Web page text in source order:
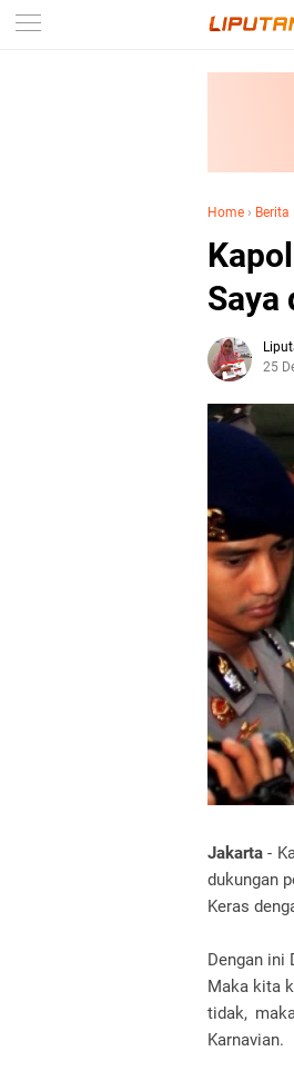
Home › Berita
Saya
25
Jakarta-
dukungan
Keras
Dengan ini
Maka kita
tidak,
Karnavian.